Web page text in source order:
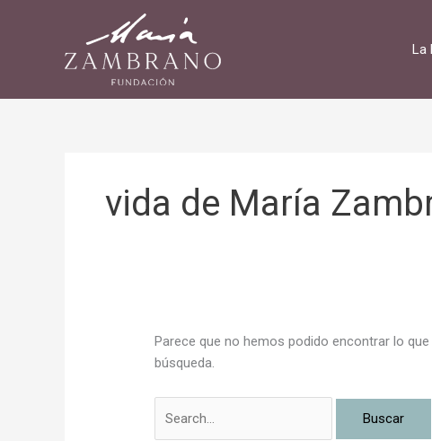
La
vida de María
Parece que no hemos podido encontrar lo
búsqueda.
por: